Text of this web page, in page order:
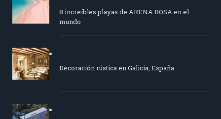
8 increíbles playas de ARENA ROSA en el
mundo
Decoración rústica en Galicia, España